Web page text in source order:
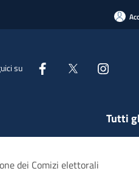
su
Tutti
dei Comizi elettorali